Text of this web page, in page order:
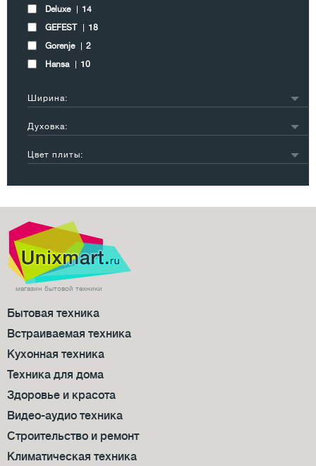
Deluxe
14
GEFEST
18
Gorenje
2
Hansa
10
Ширина:
50 см
37
60 см
7
Духовка:
электрическая
9
Цвет плиты:
серебристый
3
другой
магазин бытовой техники
Бытовая техника
Встраиваемая техника
Кухонная техника
Техника для дома
Здоровье и красота
Видео-аудио техника
Строительство и ремонт
Климатическая техника